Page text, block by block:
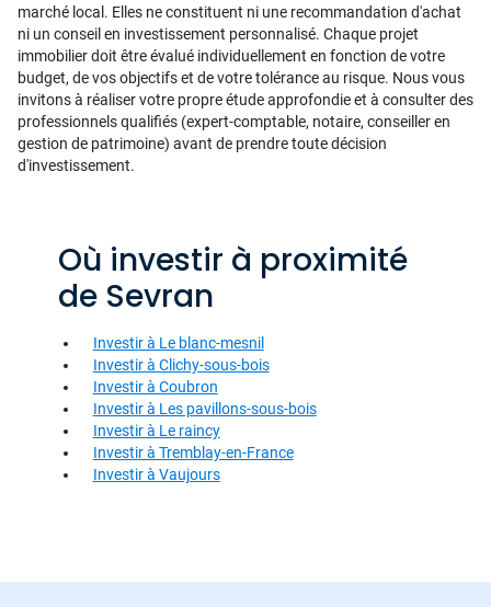
marché local. Elles ne constituent ni une recommandation d'achat
ni un conseil en investissement personnalisé. Chaque projet
immobilier doit être évalué individuellement en fonction de votre
budget, de vos objectifs et de votre tolérance au risque. Nous vous
invitons à réaliser votre propre étude approfondie et à consulter des
professionnels qualifiés (expert-comptable, notaire, conseiller en
gestion de patrimoine) avant de prendre toute décision
d'investissement.
Où investir à proximité
de Sevran
Investir à Le blanc-mesnil
Investir à Clichy-sous-bois
Investir à Coubron
Investir à Les pavillons-sous-bois
Investir à Le raincy
Investir à Tremblay-en-France
Investir à Vaujours